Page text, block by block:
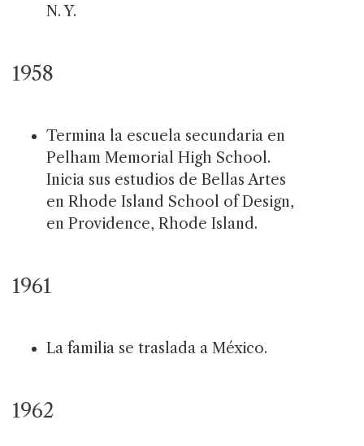
N. Y.
1958
Termina la escuela secundaria en
Pelham Memorial High School.
Inicia sus estudios de Bellas Artes
en Rhode Island School of Design,
en Providence, Rhode Island.
1961
La familia se traslada a México.
1962